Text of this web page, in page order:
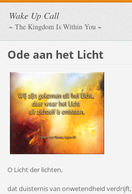
Wake Up Call
~ The Kingdom Is Within You ~
Ode aan het Licht
O Licht der lichten,
dat duisternis van onwetendheid verdrijft,